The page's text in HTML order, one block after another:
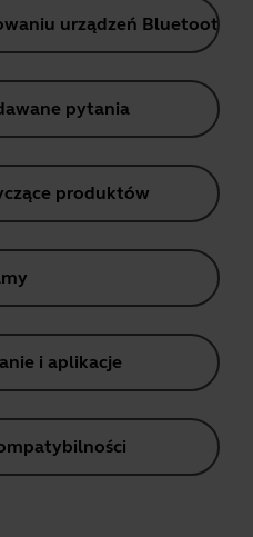
urządzeń Bluetooth
pytania
produktów
i aplikacje